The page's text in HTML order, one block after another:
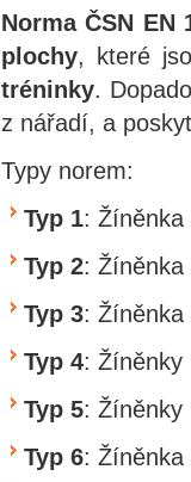
Norma ČSN EN
plochy, které
tréninky.
z nářadí, a
Typy norem:
Typ 1:
Typ 2:
Typ 3:
Typ 4: Žíněnky
Typ 5: Žíněnky
Typ 6: Žíněnka